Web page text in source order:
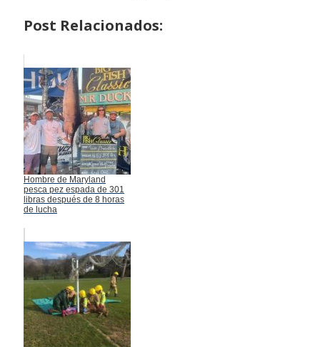
Post Relacionados:
Hombre de Maryland
pesca pez espada de 301
libras después de 8 horas
de lucha